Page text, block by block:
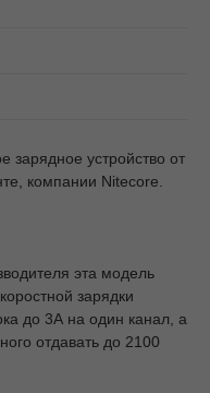
зарядное устройство от
компании Nitecore.
эта модель
зарядки
до 3А на один канал, а
отдавать до 2100